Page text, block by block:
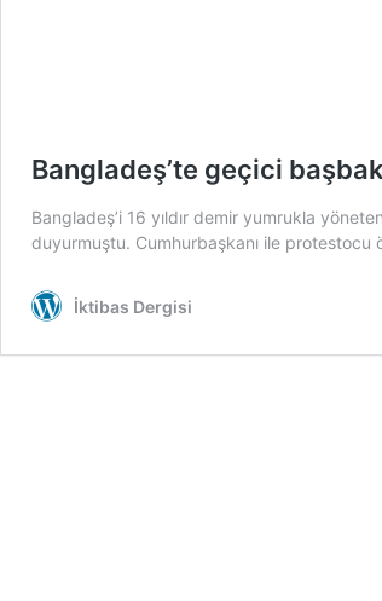
Bangladeş’te geçici
Bangladeş’i 16 yıldır demir yumrukla
duyurmuştu. Cumhurbaşkanı ile protestocu
İktibas Dergisi